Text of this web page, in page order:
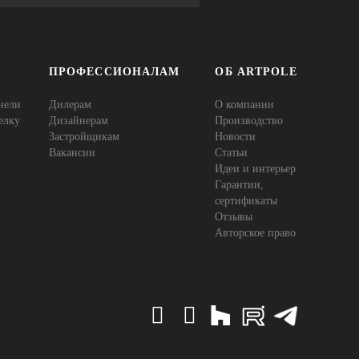
ПРОФЕССИОНАЛАМ
Дилерам
Дизайнерам
Застройщикам
Вакансии
ОБ ARTPOLE
О компании
Производство
Новости
Статьи
Идеи и интерьер
Гарантии,
сертификаты
Отзывы
Авторское право